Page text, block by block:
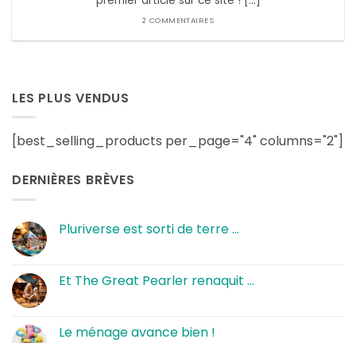
LES PLUS VENDUS
[best_selling_products per_page="4" columns="2"]
DERNIÈRES BRÈVES
Pluriverse est sorti de terre …
Pluriverse
est
…
Et The Great Pearler renaquit …
Et
The
Le ménage avance bien !
2 COMMENTAIRES